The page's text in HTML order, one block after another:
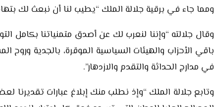
ومما جاء في برقية جلالة الملك “يطيب لنا أن نبعث لك
وقال جلالته “وإننا لنعرب لك عن أصدق متمنياتنا بكامل
باقي الأحزاب والهيئات السياسية الموقرة، بالجدية وروح
في مدارج الحداثة والتقدم والازدهار”.
وتابع جلالة الملك “وإذ نطلب منك إبلاغ عبارات تقديرنا